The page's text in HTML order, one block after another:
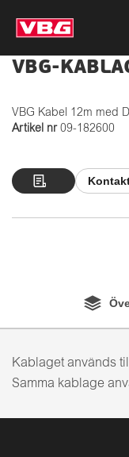
VBG-
VBG Kabel 12m med
Artikel nr 09-182600
Kablaget används
Samma kablage